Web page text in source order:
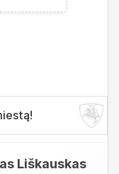
Liškauskas